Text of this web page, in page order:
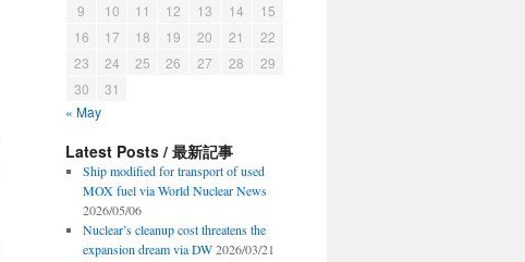
9
10 11 12 13 14
15
16
17 18 19 20 21
22
23
24 25 26 27 28
29
30
31
« May
Latest Posts / 最新記事
Ship modified for transport of used
MOX fuel via World Nuclear News
2026/05/06
Nuclear’s cleanup cost threatens the
expansion dream via DW 2026/03/21